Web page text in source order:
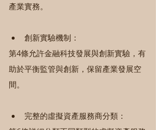
產業實務。
創新實驗機制：
第4條允許金融科技發展與創新實驗，有
助於平衡監管與創新，保留產業發展空
間。
完整的虛擬資產服務商分類：